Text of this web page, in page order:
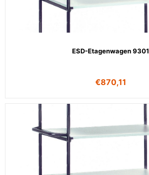
ESD-Etagenwagen 9301
€870,11